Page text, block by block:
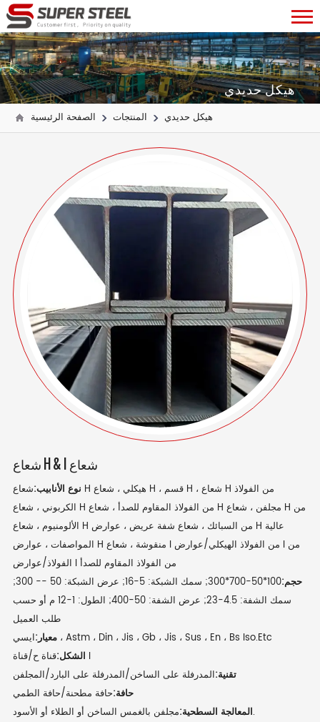
هيكل حديدي
الصفحة الرئيسية المنتجات هيكل حديدي
شعاع H & I شعاع
نوع الأنابيب:شعاع H هيكلي ، شعاع H ، قسم H ، شعاع H من الفولاذ
الكربوني ، شعاع H من الفولاذ المقاوم للصدأ ، شعاع H مجلفن ، شعاع H من
الألومنيوم ، شعاع H من السبائك ، شعاع شفة عريض ، عوارض H عالية
المواصفات ، عوارض H منقوشة ، شعاع I من الفولاذ الهيكلي/عوارض I من
الفولاذ/عوارض I من الفولاذ المقاوم للصدأ
حجم:
100*50-700*300; سمك الشبكة: 5-16; عرض الشبكة: 50 -- 300;
سمك الشفة: 4.5-23; عرض الشفة: 50-400; الطول: 1-12 م أو حسب
طلب العميل
معيار:ايسي ، Astm ، Din ، Jis ، Gb ، Jis ، Sus ، En ، Bs Iso.Etc
الشكل: قناة ح/قناة I
تقنية:المدرفلة على الساخن/المدرفلة على البارد/المجلفن
حافة:حافة مطحنة/حافة الطمي
المعالجة السطحية:مجلفن بالغمس الساخن أو الطلاء أو الأسود.